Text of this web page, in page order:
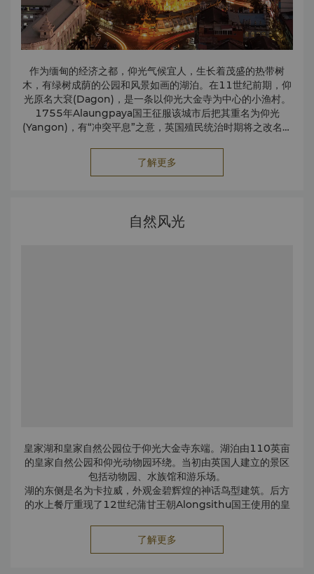
作为缅甸的经济之都，仰光气候宜人，生长着茂盛的热带树
木，有绿树成荫的公园和风景如画的湖泊。在11世纪前期，仰
光原名大袞(Dagon)，是一条以仰光大金寺为中心的小渔村。
1755年Alaungpaya国王征服该城市后把其重名为仰光
(Yangon)，有“冲突平息”之意，英国殖民统治时期将之改名为
了解更多
自然风光
皇家湖和皇家自然公园位于仰光大金寺东端。湖泊由110英亩
的皇家自然公园和仰光动物园环绕。当初由英国人建立的景区
包括动物园、水族馆和游乐场。
湖的东侧是名为卡拉威，外观金碧辉煌的神话鸟型建筑。后方
的水上餐厅重现了12世纪蒲甘王朝Alongsithu国王使用的皇
了解更多